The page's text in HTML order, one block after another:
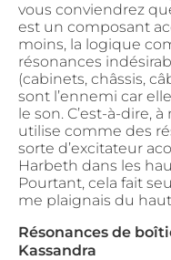
vous conviendrez
est un composant
moins, la logique
résonances
(cabinets, châssis,
sont l’ennemi car
le son. C’est-à-dire,
utilise comme des
sorte d’excitateur
Harbeth dans les
Pourtant, cela fait
me plaignais du
Résonances de
Kassandra